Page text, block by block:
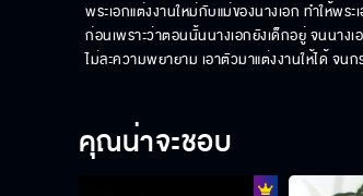
พระเอกแต่งงานใหม่กับแม่ของนางเอก ทำให้พ
ก่อนเพราะว่าตอนนั้นนางเอกยังเด็กอยู่ จนนาง
ไม่ละความพยายาม เอาตัวมาแต่งงานให้ได้ จน
คุณน่าจะชอบ